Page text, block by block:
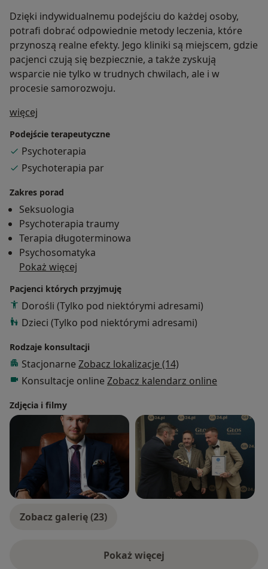
Dzięki indywidualnemu podejściu do każdej osoby,
potrafi dobrać odpowiednie metody leczenia, które
przynoszą realne efekty. Jego kliniki są miejscem, gdzie
pacjenci czują się bezpiecznie, a także zyskują
wsparcie nie tylko w trudnych chwilach, ale i w
procesie samorozwoju.
więcej
Podejście terapeutyczne
Psychoterapia
Psychoterapia par
Zakres porad
Seksuologia
Psychoterapia traumy
Terapia długoterminowa
Psychosomatyka
Pokaż więcej
Pacjenci których przyjmuję
Dorośli (Tylko pod niektórymi adresami)
Dzieci (Tylko pod niektórymi adresami)
Rodzaje konsultacji
Stacjonarne Zobacz lokalizacje (14)
Konsultacje online Zobacz kalendarz online
Zdjęcia i filmy
Zobacz galerię (23)
Pokaż więcejo doświadczeniu